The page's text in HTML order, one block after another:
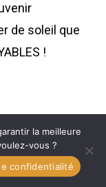
de soleil que
!
la meilleure
vous ?
confidentialité